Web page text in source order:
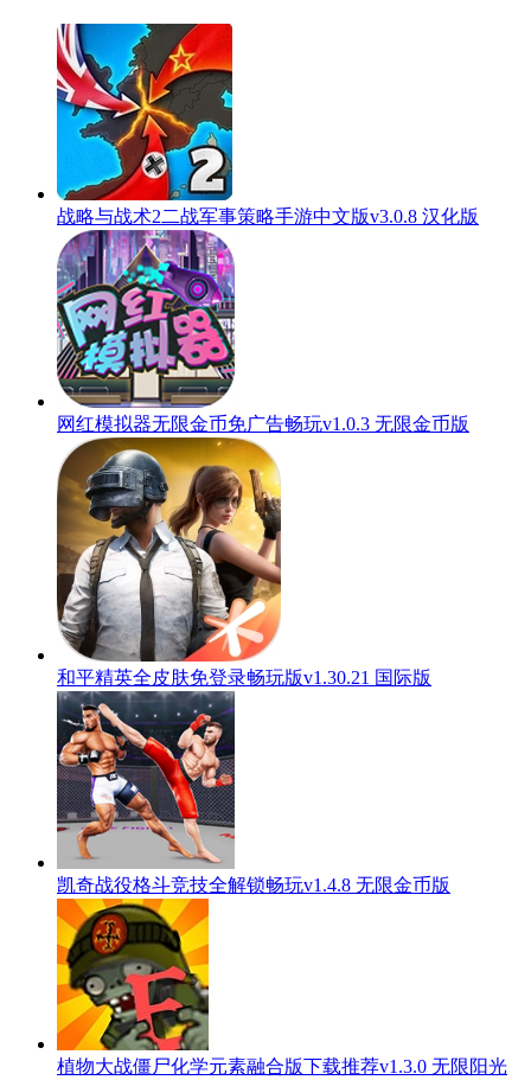
战略与战术2二战军事策略手游中文版v3.0.8 汉化版
网红模拟器无限金币免广告畅玩v1.0.3 无限金币版
和平精英全皮肤免登录畅玩版v1.30.21 国际版
凯奇战役格斗竞技全解锁畅玩v1.4.8 无限金币版
植物大战僵尸化学元素融合版下载推荐v1.3.0 无限阳光